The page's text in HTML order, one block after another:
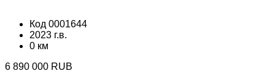
Код 0001644
2023 г.в.
0 км
6 890 000 RUB